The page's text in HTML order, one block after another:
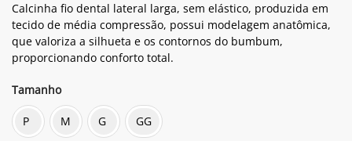
Calcinha fio dental lateral larga, sem elástico, produzida em
tecido de média compressão, possui modelagem anatômica,
que valoriza a silhueta e os contornos do bumbum,
proporcionando conforto total.
Tamanho
P M G GG